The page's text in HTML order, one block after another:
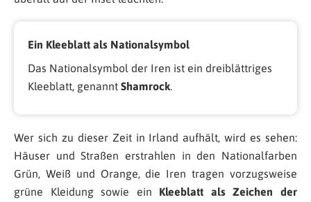
Ein Kleeblatt als Nationalsymbol
Das Nationalsymbol der Iren ist ein dreiblättriges
Kleeblatt, genannt Shamrock.
Wer sich zu dieser Zeit in Irland aufhält, wird es sehen:
Häuser und Straßen erstrahlen in den Nationalfarben
Grün, Weiß und Orange, die Iren tragen vorzugsweise
grüne Kleidung sowie ein Kleeblatt als Zeichen der